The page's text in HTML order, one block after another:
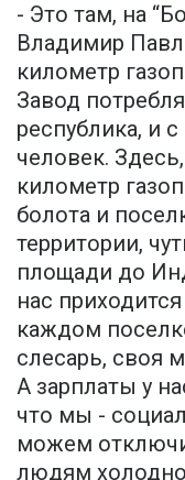
- Это там, на
Владимир
километр
Завод
республика, и
человек.
километр
болота и
территории,
площади до
нас
каждом
слесарь, своя
А зарплаты у
что мы -
можем
людям